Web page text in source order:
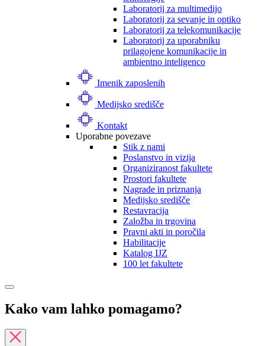
Laboratorij za multimedijo
Laboratorij za sevanje in optiko
Laboratorij za telekomunikacije
Laboratorij za uporabniku
prilagojene komunikacije in
ambientno inteligenco
Imenik zaposlenih
Medijsko središče
Kontakt
Uporabne povezave
Stik z nami
Poslanstvo in vizija
Organiziranost fakultete
Prostori fakultete
Nagrade in priznanja
Medijsko središče
Restavracija
Založba in trgovina
Pravni akti in poročila
Habilitacije
Katalog IJZ
100 let fakultete
Kako vam lahko pomagamo?